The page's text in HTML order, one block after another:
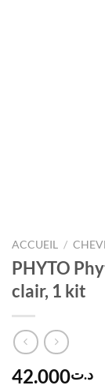
ACCUEIL /
PHYTO
clair, 1 kit
د.ت42.000